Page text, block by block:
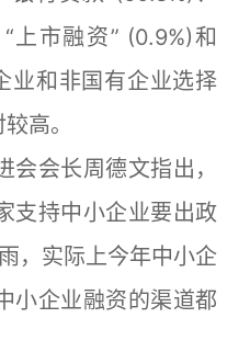
上市融资” (0.9%)和
业和非国有企业选择
高。
会长周德文指出，
支持中小企业要出政
，实际上今年中小企
小企业融资的渠道都